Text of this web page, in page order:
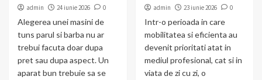
admin 24 iunie 2026 0
Alegerea unei masini de
tuns parul si barba nu ar
trebui facuta doar dupa
pret sau dupa aspect. Un
aparat bun trebuie sa se
admin 23 iunie 2026 0
Intr-o perioada in care
mobilitatea si eficienta au
devenit prioritati atat in
mediul profesional, cat si in
viata de zi cu zi, o